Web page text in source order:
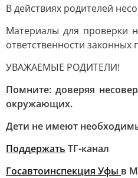
В действиях родителей
Материалы для проверки
ответственности законных
УВАЖАЕМЫЕ РОДИТЕЛИ!
Помните: доверяя
окружающих.
Дети не имеют
Поддержать ТГ-канал
Госавтоинспекция Уфы в